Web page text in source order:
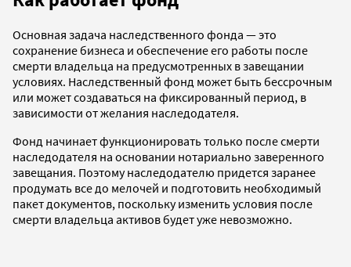
Основная задача наследственного фонда — это
сохранение бизнеса и обеспечение его работы после
смерти владельца на предусмотренных в завещании
условиях. Наследственный фонд может быть бессрочным
или может создаваться на фиксированный период, в
зависимости от желания наследодателя.
Фонд начинает функционировать только после смерти
наследодателя на основании нотариально заверенного
завещания. Поэтому наследодателю придется заранее
продумать все до мелочей и подготовить необходимый
пакет документов, поскольку изменить условия после
смерти владельца активов будет уже невозможно.